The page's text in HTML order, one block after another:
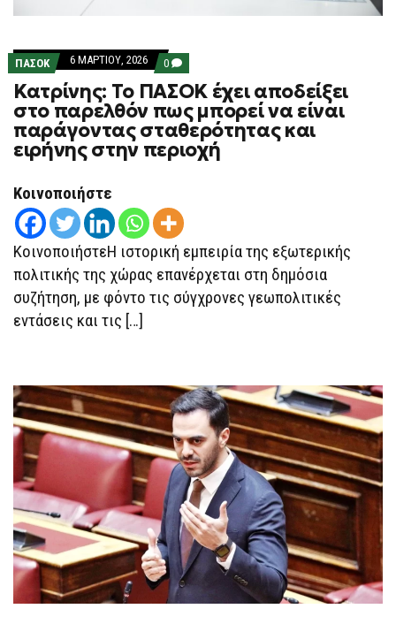
ΠΑΣΟΚ 6 ΜΑΡΤΊΟΥ, 2026 0 COMMENTS
ON
ΚΑΤΡΊΝΗΣ:
ΤΟ
ΠΑΣΟΚ
ΈΧΕΙ
ΑΠΟΔΕΊΞΕΙ
ΣΤΟ
ΝΑ
ΕΊΝΑΙ
ΠΑΡΆΓΟΝΤΑΣ
ΣΤΑΘΕΡΌΤΗΤΑΣ
ΚΑΙ
ΕΙΡΉΝΗΣ
ΣΤΗΝ
ΠΕΡΙΟΧΉ
Κατρίνης: Το ΠΑΣΟΚ έχει αποδείξει
στο παρελθόν πως μπορεί να είναι
παράγοντας σταθερότητας και
ειρήνης στην περιοχή
Κοινοποιήστε
ΚοινοποιήστεΗ ιστορική εμπειρία της εξωτερικής
πολιτικής της χώρας επανέρχεται στη δημόσια
συζήτηση, με φόντο τις σύγχρονες γεωπολιτικές
εντάσεις και τις […]